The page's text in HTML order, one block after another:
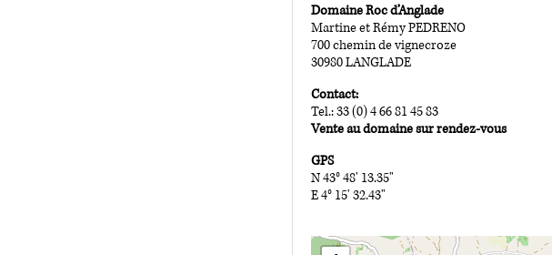
Domaine Roc d’Anglade
Martine et Rémy PEDRENO
700 chemin de vignecroze
30980 LANGLADE
Contact:
Tel.: 33 (0) 4 66 81 45 83
Vente au domaine sur rendez-vous
GPS
N 43° 48' 13.35"
E 4° 15' 32.43"